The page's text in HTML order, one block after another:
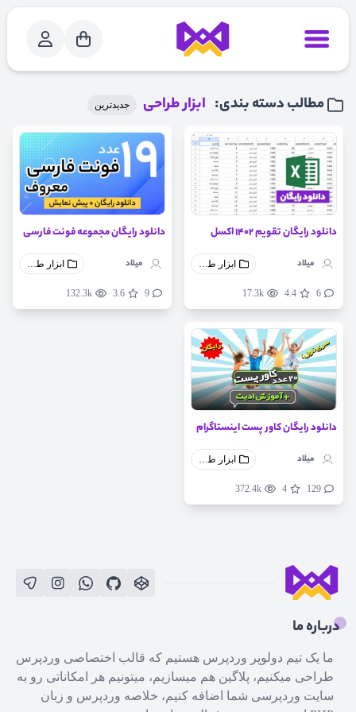
مطالب دسته بندی: ابزار طراحی جدیدترین
دانلود رایگان تقویم 1402 اکسل
میلاد
6
4.4
17.3k
دانلود رایگان مجموعه فونت فارسی
میلاد
9
3.6
132.3k
دانلود رایگان کاور پست اینستاگرام
میلاد ابزار طراحی
129
4
372.4k
درباره ما
ما یک تیم دولوپر وردپرس هستیم که قالب اختصاصی وردپرس
طراحی میکنیم، پلاگین هم میسازیم، میتونیم هر امکاناتی رو به
سایت وردپرسی شما اضافه کنیم، خلاصه وردپرس و زبان